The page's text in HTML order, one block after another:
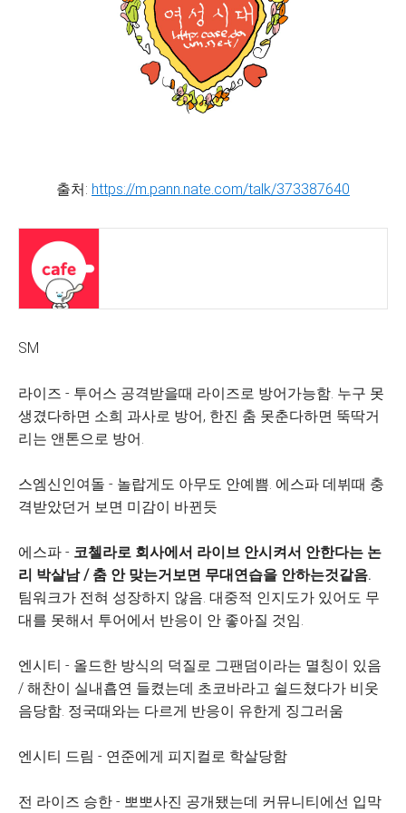
출처: https://m.pann.nate.com/talk/373387640
SM
라이즈 - 투어스 공격받을때 라이즈로 방어가능함. 누구 못
생겼다하면 소희 과사로 방어, 한진 춤 못춘다하면 뚝딱거
리는 앤톤으로 방어.
스엠신인여돌 - 놀랍게도 아무도 안예쁨. 에스파 데뷔때 충
격받았던거 보면 미감이 바뀐듯
에스파 - 코첼라로 회사에서 라이브 안시켜서 안한다는 논
리 박살남 / 춤 안 맞는거보면 무대연습을 안하는것같음.
팀워크가 전혀 성장하지 않음. 대중적 인지도가 있어도 무
대를 못해서 투어에서 반응이 안 좋아질 것임.
엔시티 - 올드한 방식의 덕질로 그팬덤이라는 멸칭이 있음
/ 해찬이 실내흡연 들켰는데 초코바라고 쉴드쳤다가 비웃
음당함. 정국때와는 다르게 반응이 유한게 징그러움
엔시티 드림 - 연준에게 피지컬로 학살당함
전 라이즈 승한 - 뽀뽀사진 공개됐는데 커뮤니티에선 입막